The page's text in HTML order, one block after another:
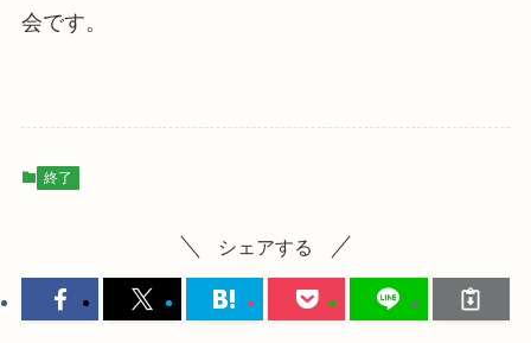
会です。
終了
シェアする